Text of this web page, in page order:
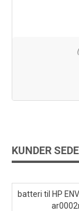
KUNDER
batteri til HP